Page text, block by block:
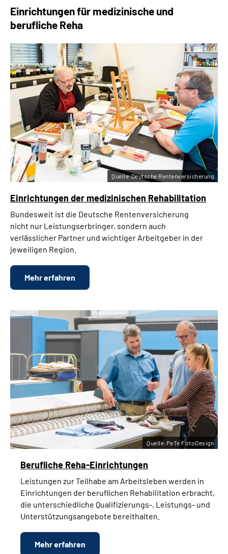
Einrichtungen für medizinische und
berufliche Reha
Einrichtungen der medizinischen Rehabilitation
Bundesweit ist die Deutsche Rentenversicherung
nicht nur Leistungserbringer, sondern auch
verlässlicher Partner und wichtiger Arbeitgeber in der
jeweiligen Region.
Mehr erfahren
Quelle:Deutsche Rentenversicherung
Berufliche Reha-Einrichtungen
Leistungen zur Teilhabe am Arbeitsleben werden in
Einrichtungen der beruflichen Rehabilitation erbracht,
die unterschiedliche Qualifizierungs-, Leistungs- und
Unterstützungsangebote bereithalten.
Mehr erfahren
Quelle:PeTe FotoDesign